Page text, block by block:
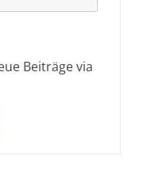
Beiträge via